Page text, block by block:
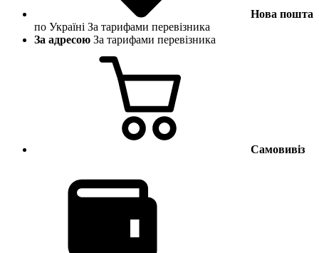
Нова пошта
по Україні За тарифами перевізника
За адресою За тарифами перевізника
Самовивіз